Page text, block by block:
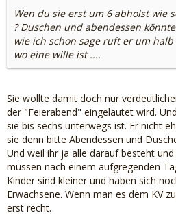
Wen du sie erst um 6 abholst wie
? Duschen und abendessen
wie ich schon sage ruft er um halb
wo eine wille ist ....
Sie wollte damit doch nur
der "Feierabend" eingeläutet wird.
sie bis sechs unterwegs ist. Er nicht
sie denn bitte Abendessen und
Und weil ihr ja alle darauf besteht
müssen nach einem aufgregenden
Kinder sind kleiner und haben sich
Erwachsene. Wenn man es dem KV
erst recht.